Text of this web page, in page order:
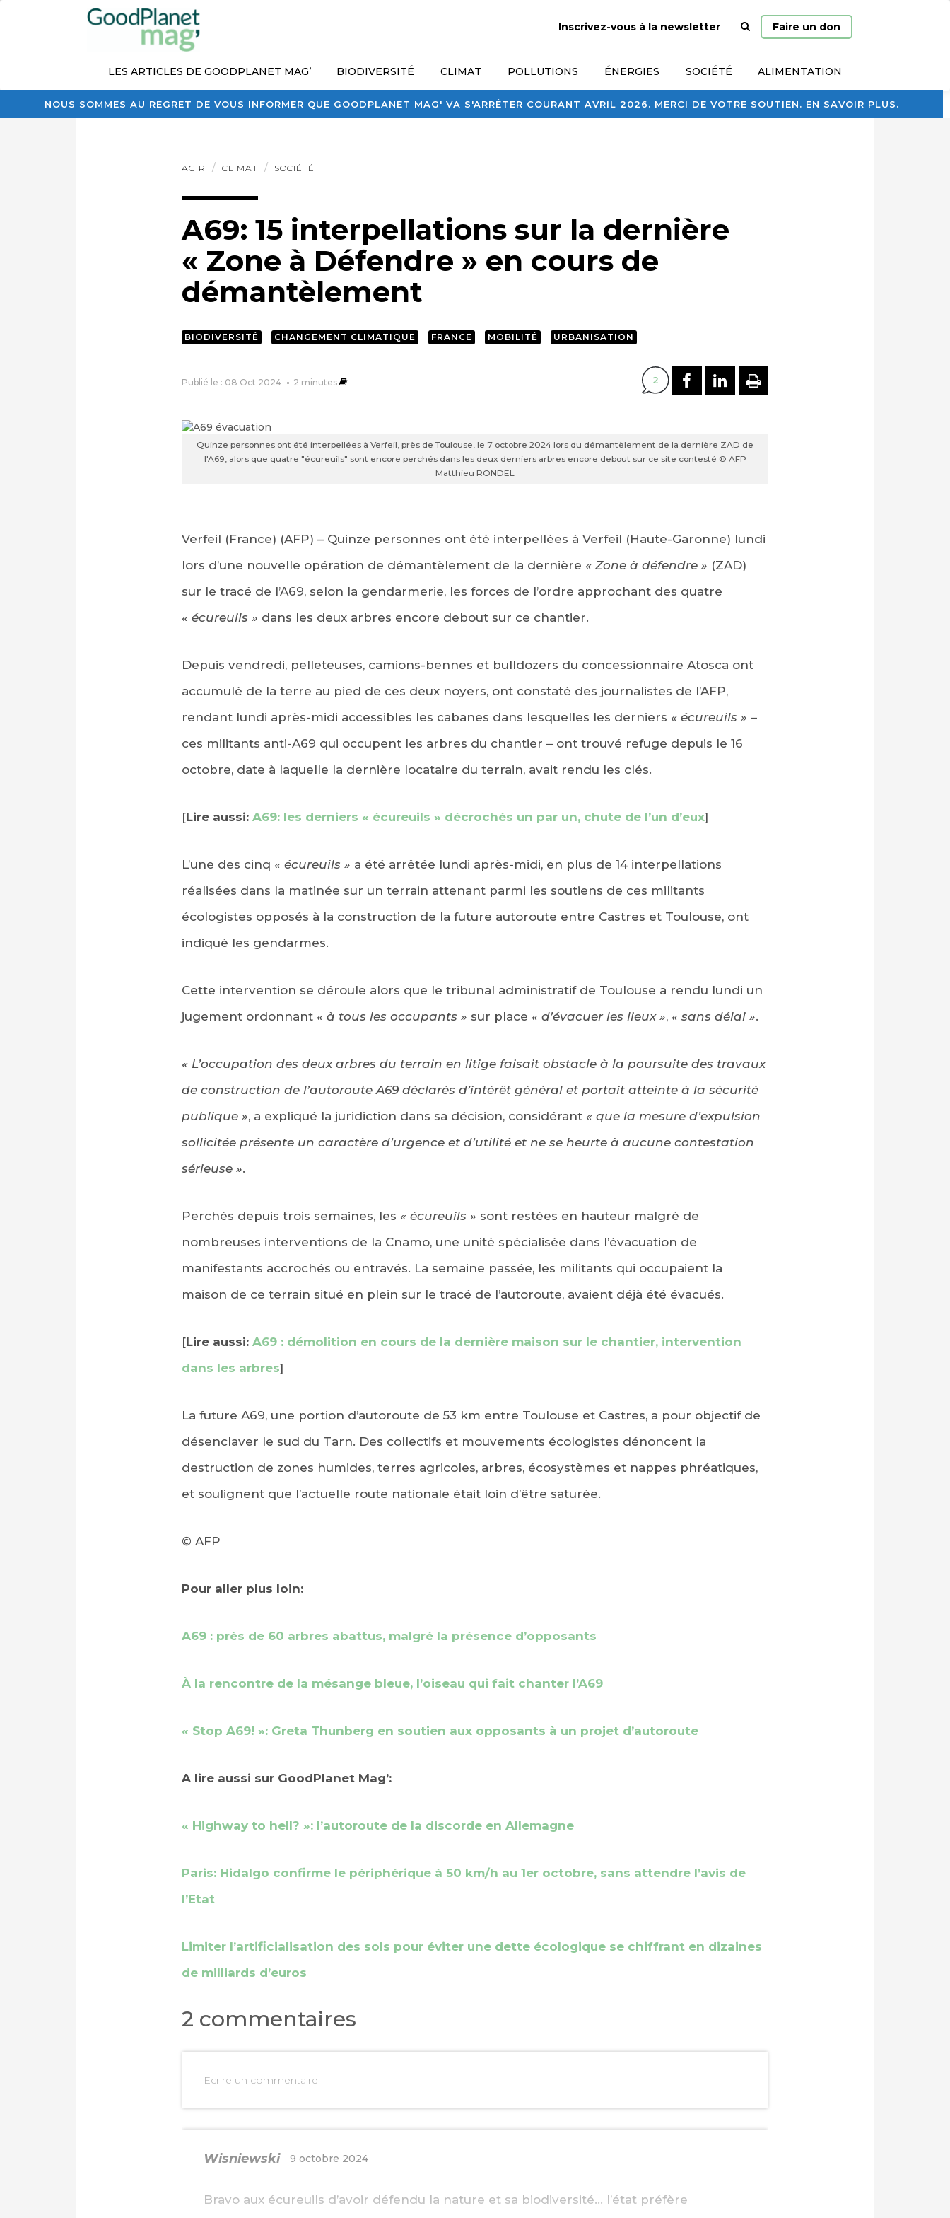
NOUS SOMMES AU REGRET DE VOUS INFORMER QUE GOODPLANET MAG' VA S'ARRÊTER COURANT AVRIL 2026. MERCI DE VOTRE SOUTIEN. EN SAVOIR PLUS.
Inscrivez-vous à la newsletter
Page
d’accueil
Faire un don
LES ARTICLES DE GOODPLANET MAG’ BIODIVERSITÉ CLIMAT POLLUTIONS ÉNERGIES SOCIÉTÉ ALIMENTATION
AGIR CLIMAT SOCIÉTÉ
A69: 15 interpellations sur la dernière
« Zone à Défendre » en cours de
démantèlement
BIODIVERSITÉ CHANGEMENT CLIMATIQUE FRANCE MOBILITÉ URBANISATION
Publié le : 08 Oct 2024 2 minutes 2 PARTAGER SUR FACEBOOK
PARTAGER SUR
IMPRIMER
Quinze personnes ont été interpellées à Verfeil, près de Toulouse, le 7 octobre 2024 lors du démantèlement de la dernière ZAD de
l'A69, alors que quatre "écureuils" sont encore perchés dans les deux derniers arbres encore debout sur ce site contesté © AFP
Matthieu RONDEL
Verfeil (France) (AFP) – Quinze personnes ont été interpellées à Verfeil (Haute-Garonne) lundi
lors d’une nouvelle opération de démantèlement de la dernière « Zone à défendre » (ZAD)
sur le tracé de l’A69, selon la gendarmerie, les forces de l’ordre approchant des quatre
« écureuils » dans les deux arbres encore debout sur ce chantier.
Depuis vendredi, pelleteuses, camions-bennes et bulldozers du concessionnaire Atosca ont
accumulé de la terre au pied de ces deux noyers, ont constaté des journalistes de l’AFP,
rendant lundi après-midi accessibles les cabanes dans lesquelles les derniers « écureuils » –
ces militants anti-A69 qui occupent les arbres du chantier – ont trouvé refuge depuis le 16
octobre, date à laquelle la dernière locataire du terrain, avait rendu les clés.
[Lire aussi: A69: les derniers « écureuils » décrochés un par un, chute de l’un d’eux]
L’une des cinq « écureuils » a été arrêtée lundi après-midi, en plus de 14 interpellations
réalisées dans la matinée sur un terrain attenant parmi les soutiens de ces militants
écologistes opposés à la construction de la future autoroute entre Castres et Toulouse, ont
indiqué les gendarmes.
Cette intervention se déroule alors que le tribunal administratif de Toulouse a rendu lundi un
jugement ordonnant « à tous les occupants » sur place « d’évacuer les lieux », « sans délai ».
« L’occupation des deux arbres du terrain en litige faisait obstacle à la poursuite des travaux
de construction de l’autoroute A69 déclarés d’intérêt général et portait atteinte à la sécurité
publique », a expliqué la juridiction dans sa décision, considérant « que la mesure d’expulsion
sollicitée présente un caractère d’urgence et d’utilité et ne se heurte à aucune contestation
sérieuse ».
Perchés depuis trois semaines, les « écureuils » sont restées en hauteur malgré de
nombreuses interventions de la Cnamo, une unité spécialisée dans l’évacuation de
manifestants accrochés ou entravés. La semaine passée, les militants qui occupaient la
maison de ce terrain situé en plein sur le tracé de l’autoroute, avaient déjà été évacués.
[Lire aussi: A69 : démolition en cours de la dernière maison sur le chantier, intervention
dans les arbres]
La future A69, une portion d’autoroute de 53 km entre Toulouse et Castres, a pour objectif de
désenclaver le sud du Tarn. Des collectifs et mouvements écologistes dénoncent la
destruction de zones humides, terres agricoles, arbres, écosystèmes et nappes phréatiques,
et soulignent que l’actuelle route nationale était loin d’être saturée.
© AFP
Pour aller plus loin:
A69 : près de 60 arbres abattus, malgré la présence d’opposants
À la rencontre de la mésange bleue, l’oiseau qui fait chanter l’A69
« Stop A69! »: Greta Thunberg en soutien aux opposants à un projet d’autoroute
A lire aussi sur GoodPlanet Mag’:
« Highway to hell? »: l’autoroute de la discorde en Allemagne
Paris: Hidalgo confirme le périphérique à 50 km/h au 1er octobre, sans attendre l’avis de
l’Etat
Limiter l’artificialisation des sols pour éviter une dette écologique se chiffrant en dizaines
de milliards d’euros
2 commentaires
Ecrire un commentaire
Wisniewski 9 octobre 2024
Bravo aux écureuils d’avoir défendu la nature et sa biodiversité… l’état préfère